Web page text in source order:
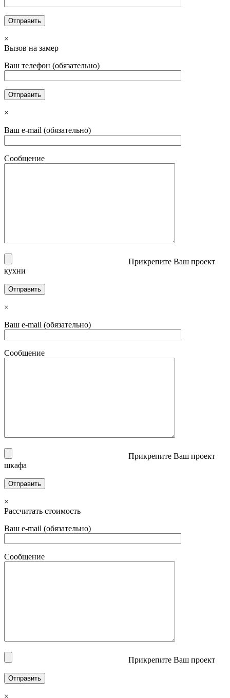
×
Вызов на замер
Ваш телефон (обязательно)
×
Ваш e-mail (обязательно)
Сообщение
Прикрепите Ваш проект
кухни
×
Ваш e-mail (обязательно)
Сообщение
Прикрепите Ваш проект
шкафа
×
Рассчитать стоимость
Ваш e-mail (обязательно)
Сообщение
Прикрепите Ваш проект
×